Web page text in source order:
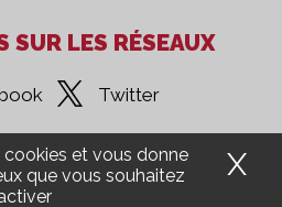
SUR LES RÉSEAUX
Twitter
Légales CGV Presse
cookies et vous donne
que vous souhaitez
X